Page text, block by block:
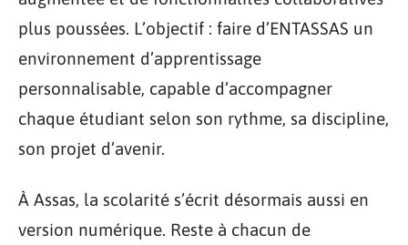
plus poussées. L’objectif : faire d’ENTASSAS un
environnement d’apprentissage
personnalisable, capable d’accompagner
chaque étudiant selon son rythme, sa discipline,
son projet d’avenir.
À Assas, la scolarité s’écrit désormais aussi en
version numérique. Reste à chacun de